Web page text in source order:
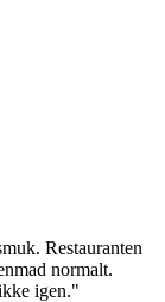
Restauranten
normalt.
igen."